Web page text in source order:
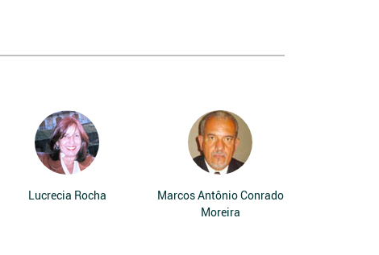
Lucrecia Rocha
Marcos Antônio Conrado
Moreira